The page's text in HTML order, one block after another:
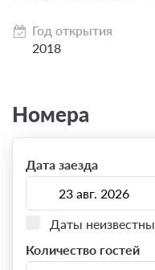
Год открытия
2018
Номера
Дата заезда
Даты неизвестны
Количество гостей